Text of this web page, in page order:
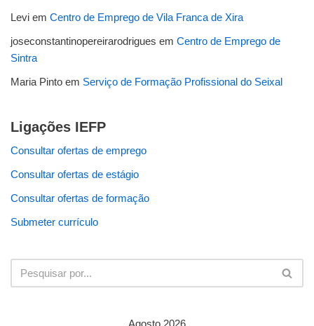
Levi em Centro de Emprego de Vila Franca de Xira
joseconstantinopereirarodrigues em Centro de Emprego de
Sintra
Maria Pinto em Serviço de Formação Profissional do Seixal
Ligações IEFP
Consultar ofertas de emprego
Consultar ofertas de estágio
Consultar ofertas de formação
Submeter currículo
Agosto 2026